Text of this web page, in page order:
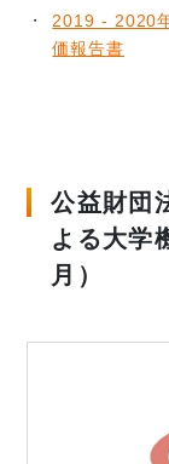
2019 - 2020
価報告書
公益財団
よる大学
月）